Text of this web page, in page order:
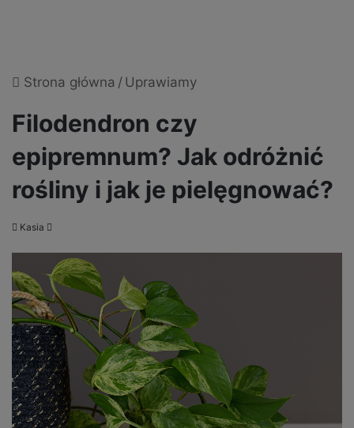
Strona główna / Uprawiamy
Filodendron czy
epipremnum? Jak odróżnić
rośliny i jak je pielęgnować?
Kasia
email